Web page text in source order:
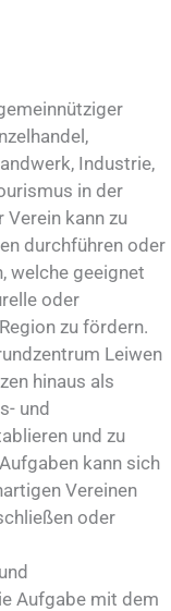
Industrie,
in der
Verein kann zu
durchführen oder
welche geeignet
oder
zu fördern.
Leiwen
hinaus als
und
und zu
kann sich
Vereinen
oder
Aufgabe mit dem